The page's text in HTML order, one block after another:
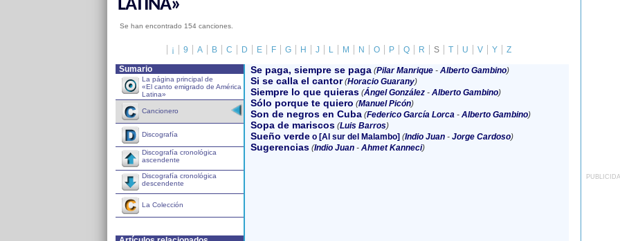
LATINA»
Se han encontrado 154 canciones.
¡ 9 A B C D E F G H J L M N O P Q R S T U V Y
Z
Sumario
La página principal de
«El canto emigrado de América
Latina»
Cancionero
Discografía
Discografía cronológica
ascendente
Discografía cronológica
descendente
La Colección
Se paga, siempre se paga (Pilar Manrique- Alberto Gambino)
Si se calla el cantor (Horacio Guarany)
Siempre lo que quieras (Ángel González- Alberto Gambino)
Sólo porque te quiero (Manuel Picón)
Son de negros en Cuba (Federico García Lorca- Alberto Gambino)
Sopa de mariscos (Luis Barros)
Sueño verdeo [Al sur del Malambo] (Indio Juan- Jorge Cardoso)
Sugerencias (Indio Juan- Ahmet Kanneci)